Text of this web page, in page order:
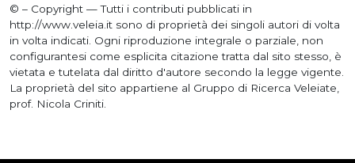
© – Copyright — Tutti i contributi pubblicati in
http://www.veleia.it sono di proprietà dei singoli autori di volta
in volta indicati. Ogni riproduzione integrale o parziale, non
configurantesi come esplicita citazione tratta dal sito stesso, è
vietata e tutelata dal diritto d'autore secondo la legge vigente.
La proprietà del sito appartiene al Gruppo di Ricerca Veleiate,
prof. Nicola Criniti.